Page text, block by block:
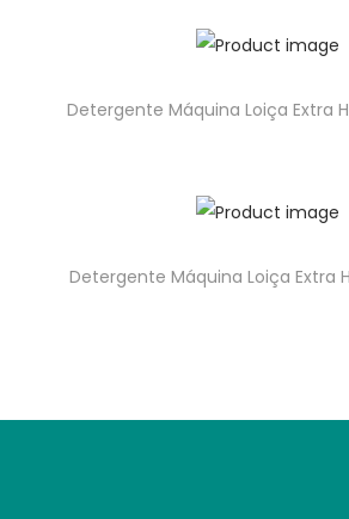
Detergente Máquina Loiça Extra
Detergente Máquina Loiça Extra